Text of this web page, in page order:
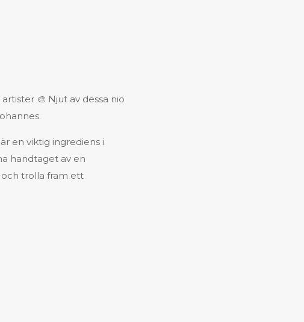
🎨 Njut av dessa nio
en viktig ingrediens i
handtaget av en
trolla fram ett